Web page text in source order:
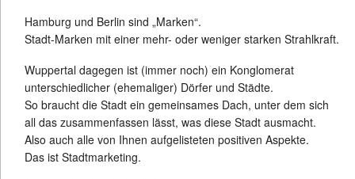
Hamburg und Berlin sind „Marken“.
Stadt-Marken mit einer mehr- oder weniger starken Strahlkraft.
Wuppertal dagegen ist (immer noch) ein Konglomerat
unterschiedlicher (ehemaliger) Dörfer und Städte.
So braucht die Stadt ein gemeinsames Dach, unter dem sich
all das zusammenfassen lässt, was diese Stadt ausmacht.
Also auch alle von Ihnen aufgelisteten positiven Aspekte.
Das ist Stadtmarketing.